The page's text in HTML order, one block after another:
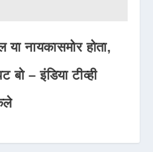
या नायकासमोर होता,
बो – इंडिया टीव्ही